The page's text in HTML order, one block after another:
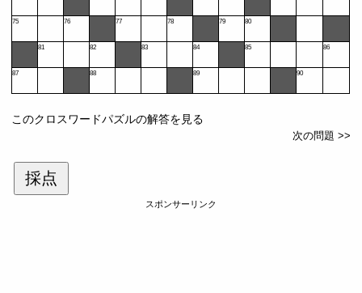
75 76 77 78 79 80
81 82 83 84 85 86
87 88 89 90
このクロスワードパズルの解答を見る
次の問題 >>
採点
スポンサーリンク